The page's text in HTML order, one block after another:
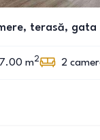
terasă, gata
m2 2